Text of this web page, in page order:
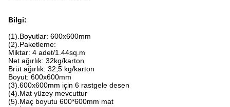
Bilgi:
(1).Boyutlar: 600x600mm
(2).Paketleme:
Miktar: 4 adet/1.44sq.m
Net ağırlık: 32kg/karton
Brüt ağırlık: 32,5 kg/karton
Boyut: 600x600mm
(3).600x600mm için 6 rastgele desen
(4).Mat yüzey mevcuttur
(5).Maç boyutu 600*600mm mat